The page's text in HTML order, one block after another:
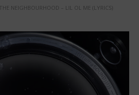
THE NEIGHBOURHOOD – LIL OL ME (LYRICS)